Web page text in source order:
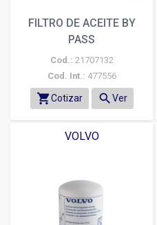
FILTRO DE ACEITE BY
PASS
Cod.: 21707132
Cod. Int.: 477556
shopping_cartCotizar search Ver
VOLVO